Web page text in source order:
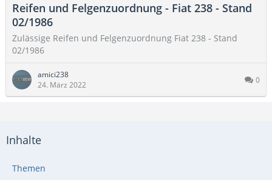
Reifen und Felgenzuordnung - Fiat 238 - Stand
02/1986
Zulässige Reifen und Felgenzuordnung Fiat 238 - Stand
02/1986
amici238
24. März 2022
0
Inhalte
Themen